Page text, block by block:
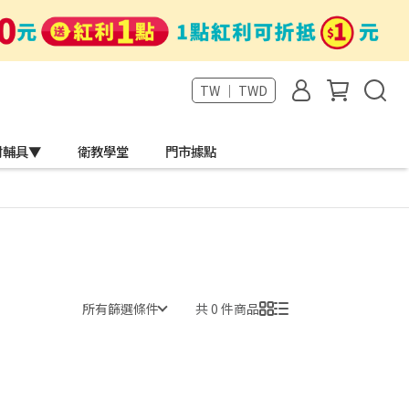
TW ｜ TWD
輔具▼ 衛教學堂 門市據點
所有篩選條件 共 0 件商品